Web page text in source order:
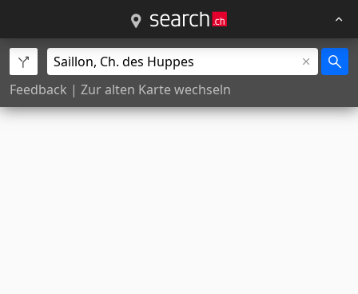
Feedback | Zur alten Karte wechseln